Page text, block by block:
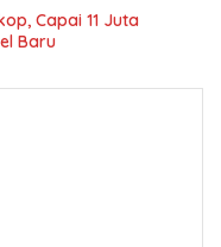
Capai 11 Juta
Baru